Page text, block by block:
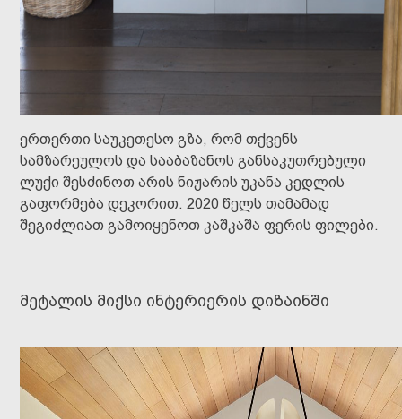
ერთერთი საუკეთესო გზა, რომ თქვენს
სამზარეულოს და სააბაზანოს განსაკუთრებული
ლუქი შესძინოთ არის ნიჟარის უკანა კედლის
გაფორმება დეკორით. 2020 წელს თამამად
შეგიძლიათ გამოიყენოთ კაშკაშა ფერის ფილები.
მეტალის მიქსი ინტერიერის დიზაინში